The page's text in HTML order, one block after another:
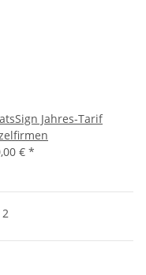
Jahres-Tarif
€ *